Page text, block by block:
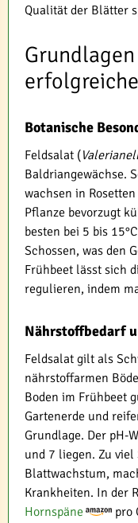
Qualität der Blätter
Botanische
Feldsalat (
Baldriangewächse.
wachsen in
Pflanze bevorzugt
besten bei 5 bis
Schossen, was den
Frühbeet lässt sich
regulieren, indem
Nährstoffbedarf
Feldsalat gilt als
nährstoffarmen
Boden im Frühbeet
Gartenerde und
Grundlage. Der pH-
und 7 liegen. Zu
Blattwachstum,
Krankheiten. In der
Hornspäne
pro